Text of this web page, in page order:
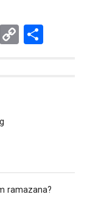
Copy
ramazana?